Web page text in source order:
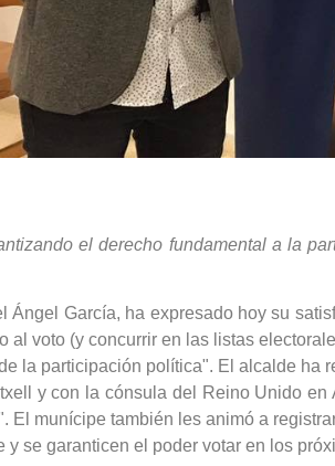
el derecho fundamental a la
García, ha expresado hoy su
al voto (y concurrir en las listas
la participación política". El alcalde
y con la cónsula del Reino Unido
El munícipe también les animó a
y se garanticen el poder votar en los